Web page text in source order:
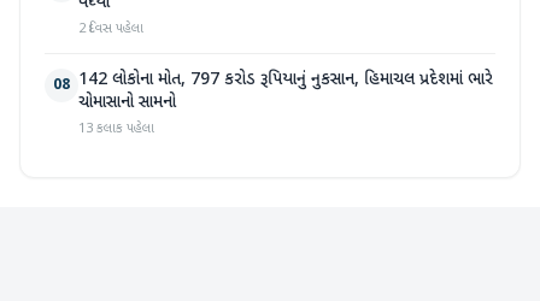
2 દિવસ પહેલા
08 142 લોકોના મોત, 797 કરોડ રૂપિયાનું નુકસાન, હિમાચલ પ્રદેશમાં ભારે
ચોમાસાનો સામનો
13 કલાક પહેલા